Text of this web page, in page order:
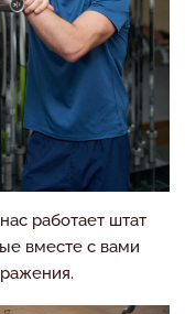
работает штат
вместе с вами